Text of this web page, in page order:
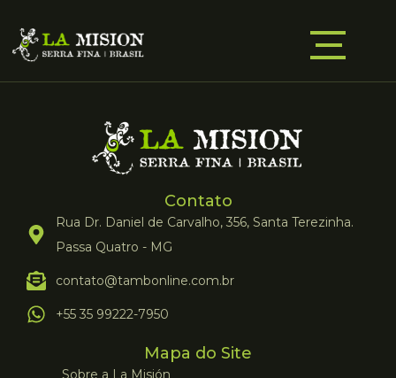
Contato
Rua Dr. Daniel de Carvalho, 356, Santa Terezinha.
Passa Quatro - MG
contato@tambonline.com.br
+55 35 99222-7950
Mapa do Site
Sobre a La Misión